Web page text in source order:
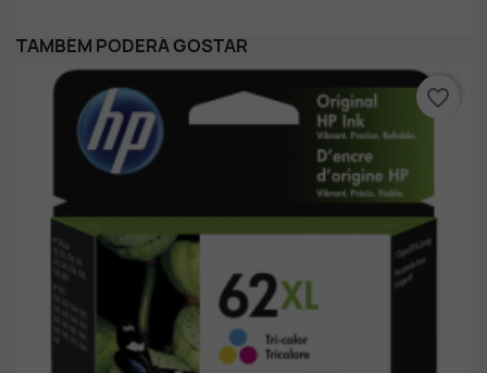
TAMBÉM PODERÁ GOSTAR
favorite_border